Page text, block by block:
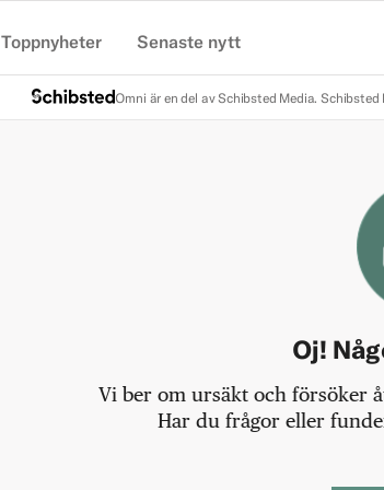
Toppnyheter Senaste nytt
Omni är en del av Schibsted Media. Schibsted
Oj!
Vi ber om ursäkt och försöker
Har du frågor eller